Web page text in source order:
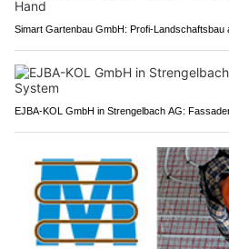
Simart Gartenbau GmbH: Profi-Landschaftsbau
EJBA-KOL GmbH in Strengelbach AG: